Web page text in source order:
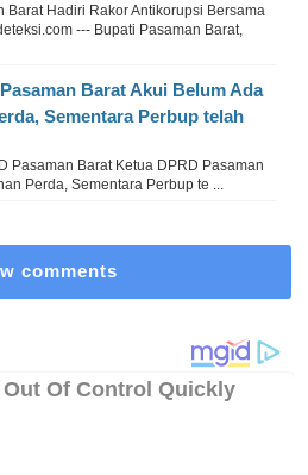
Barat Hadiri Rakor Antikorupsi Bersama
--- Bupati Pasaman Barat,
Barat Akui Belum Ada
Sementara Perbup telah
Pasaman Barat Ketua DPRD Pasaman
Perda, Sementara Perbup te ...
comments